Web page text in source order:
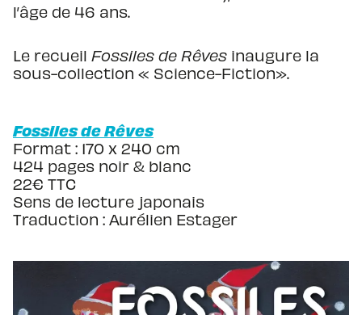
l’âge de 46 ans.
Le recueil Fossiles de Rêves inaugure la
sous-collection « Science-Fiction».
Fossiles de Rêves
Format : 170 x 240 cm
424 pages noir & blanc
22€ TTC
Sens de lecture japonais
Traduction : Aurélien Estager